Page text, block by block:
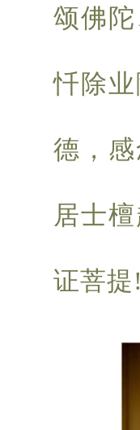
颂佛
忏除
德，
居士
证菩提!